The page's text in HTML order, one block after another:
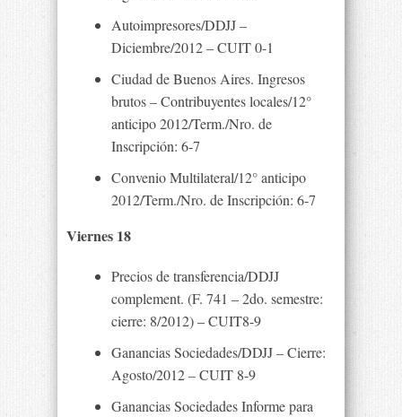
Autoimpresores/DDJJ –
Diciembre/2012 – CUIT 0-1
Ciudad de Buenos Aires. Ingresos
brutos – Contribuyentes locales/12°
anticipo 2012/Term./Nro. de
Inscripción: 6-7
Convenio Multilateral/12° anticipo
2012/Term./Nro. de Inscripción: 6-7
Viernes 18
Precios de transferencia/DDJJ
complement. (F. 741 – 2do. semestre:
cierre: 8/2012) – CUIT8-9
Ganancias Sociedades/DDJJ – Cierre:
Agosto/2012 – CUIT 8-9
Ganancias Sociedades Informe para